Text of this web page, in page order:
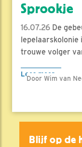
Sprookje
16.07.26 De
lepelaarskolonie
trouwe volger
Lees meer
Door Wim van
Blijf op de